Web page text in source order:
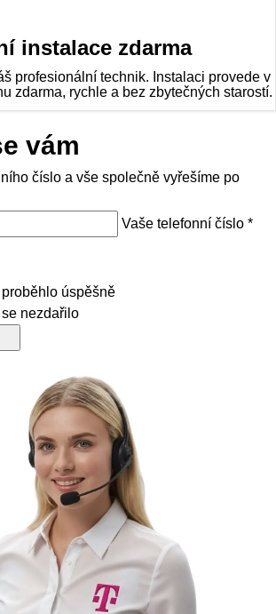
instalace zdarma
profesionální technik. Instalaci provede v
zdarma, rychle a bez zbytečných starostí.
vám
číslo a vše společně vyřešíme po
Vaše telefonní číslo *
úspěšně
nezdařilo